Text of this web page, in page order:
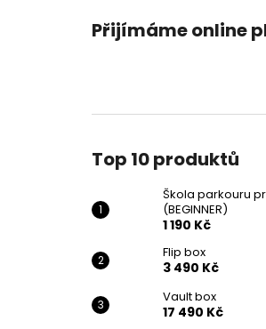
Přijímáme online
Top 10 produktů
Škola parkouru
(BEGINNER)
1 190 Kč
Flip box
3 490 Kč
Vault box
17 490 Kč